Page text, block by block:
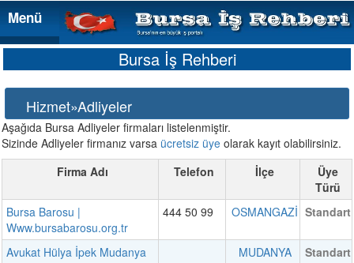
Menü
Menü
Bursa İş Rehberi
Hizmet»Adliyeler
Aşağıda Bursa Adliyeler firmaları listelenmiştir.
Sizinde Adliyeler firmanız varsa ücretsiz üye olarak kayıt olabilirsiniz.
Firma Adı
Telefon İlçe
Üye
Türü
Bursa Barosu |
Www.bursabarosu.org.tr
444 50 99 OSMANGAZİ Standart
Avukat Hülya İpek Mudanya MUDANYA
Standart